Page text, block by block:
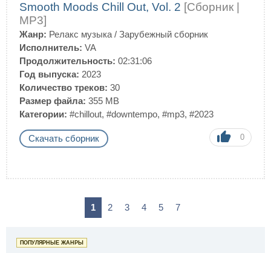
Smooth Moods Chill Out, Vol. 2 [Сборник |
MP3]
Жанр: Релакс музыка / Зарубежный сборник
Исполнитель: VA
Продолжительность: 02:31:06
Год выпуска: 2023
Количество треков: 30
Размер файла: 355 MB
Категории: #chillout, #downtempo, #mp3, #2023
Скачать сборник 0
1 2 3 4 5 7
ПОПУЛЯРНЫЕ ЖАНРЫ